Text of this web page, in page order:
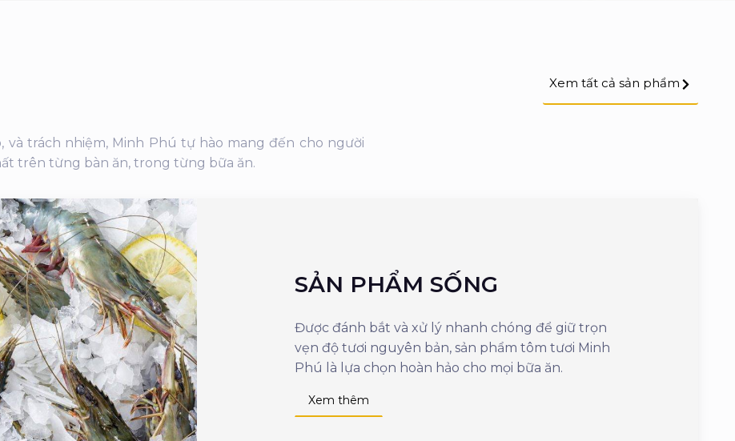
Xem tất cả sản phẩm
và trách nhiệm, Minh Phú tự hào mang đến cho người
trên từng bàn ăn, trong từng bữa ăn.
SẢN PHẨM SỐNG
Được đánh bắt và xử lý nhanh chóng để giữ trọn
vẹn độ tươi nguyên bản, sản phẩm tôm tươi Minh
Phú là lựa chọn hoàn hảo cho mọi bữa ăn.
Xem thêm